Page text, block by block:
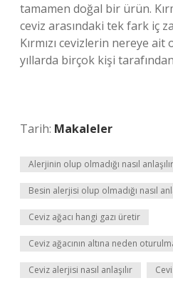
tamamen doğal bir ürün.
ceviz arasındaki tek fark iç
Kırmızı cevizlerin nereye
yıllarda birçok kişi
Tarih: Makaleler
Alerjinin olup olmadığı nasıl anlaşılır
Besin alerjisi olup olmadığı nasıl
Ceviz ağacı hangi gazı üretir
Ceviz ağacının altına neden
Ceviz alerjisi nasıl anlaşılır